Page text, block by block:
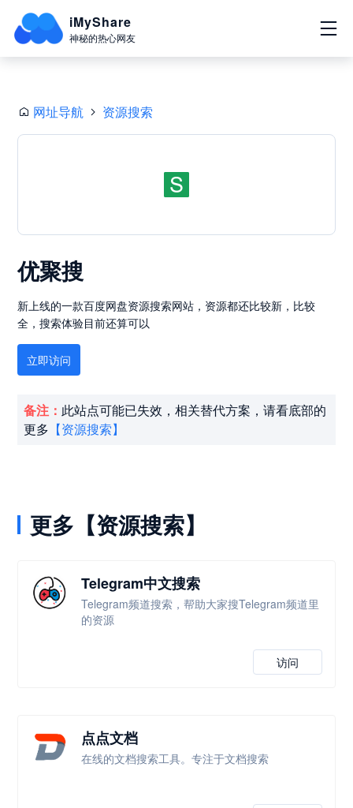
iMyShare
神秘的热心网友
网址导航 资源搜索
优聚搜
新上线的一款百度网盘资源搜索网站，资源都还比较新，比较
全，搜索体验目前还算可以
立即访问
备注： 此站点可能已失效，相关替代方案，请看底部的
更多 【资源搜索】
更多【资源搜索】
Telegram中文搜索
Telegram频道搜索，帮助大家搜Telegram频道里
的资源
访问
点点文档
在线的文档搜索工具。专注于文档搜索